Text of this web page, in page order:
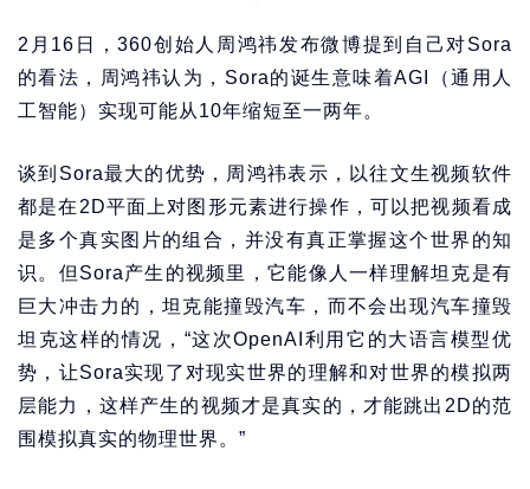
2月16日，360创始人周鸿祎发布微博提到自己对Sora
的看法，周鸿祎认为，Sora的诞生意味着AGI（通用人
工智能）实现可能从10年缩短至一两年。
谈到Sora最大的优势，周鸿祎表示，以往文生视频软件
都是在2D平面上对图形元素进行操作，可以把视频看成
是多个真实图片的组合，并没有真正掌握这个世界的知
识。但Sora产生的视频里，它能像人一样理解坦克是有
巨大冲击力的，坦克能撞毁汽车，而不会出现汽车撞毁
坦克这样的情况，“这次OpenAI利用它的大语言模型优
势，让Sora实现了对现实世界的理解和对世界的模拟两
层能力，这样产生的视频才是真实的，才能跳出2D的范
围模拟真实的物理世界。”